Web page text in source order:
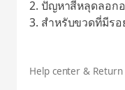
2. ปัญหาสีหลุดลอก
3. สำหรับขวดที่มีร
Help center & Return